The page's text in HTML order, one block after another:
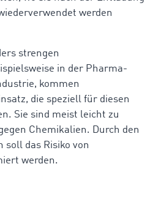
werden
strengen
in der Pharma-
kommen
die speziell für diesen
Sie sind meist leicht zu
Chemikalien. Durch den
soll das Risiko von
werden.